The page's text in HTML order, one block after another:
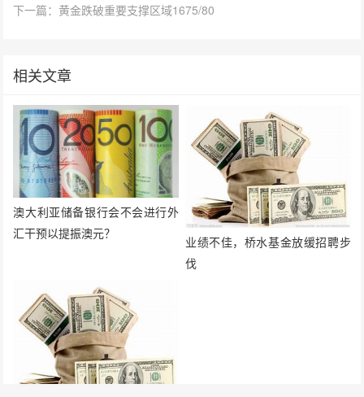
下一篇：黄金跌破重要支撑区域1675/80
相关文章
澳大利亚储备银行会不会进行外
汇干预以提振澳元？
业绩不佳，桥水基金放缓招聘步
伐